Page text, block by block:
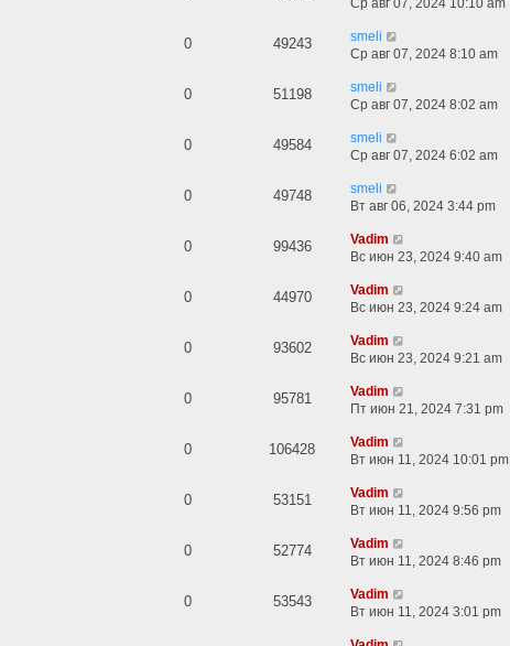
Ср авг 07, 2024 10:10 am
0 49243
smeli
Ср авг 07, 2024 8:10 am
0 51198
smeli
Ср авг 07, 2024 8:02 am
0 49584
smeli
Ср авг 07, 2024 6:02 am
0 49748
smeli
Вт авг 06, 2024 3:44 pm
0 99436
Vadim
Вс июн 23, 2024 9:40 am
0 44970
Vadim
Вс июн 23, 2024 9:24 am
0 93602
Vadim
Вс июн 23, 2024 9:21 am
0 95781
Vadim
Пт июн 21, 2024 7:31 pm
0 106428
Vadim
Вт июн 11, 2024 10:01 pm
0 53151
Vadim
Вт июн 11, 2024 9:56 pm
0 52774
Vadim
Вт июн 11, 2024 8:46 pm
0 53543
Vadim
Вт июн 11, 2024 3:01 pm